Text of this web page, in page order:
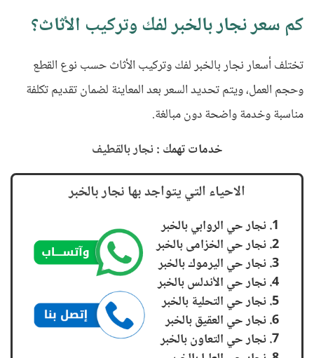
كم سعر نجار بالخبر لفك وتركيب الأثاث؟
تختلف أسعار نجار بالخبر لفك وتركيب الأثاث حسب نوع القطع
وحجم العمل، ويتم تحديد السعر بعد المعاينة لضمان تقديم تكلفة
مناسبة وخدمة واضحة دون مبالغة.
خدمات تهمك :نجار بالقطيف
الاحياء التي يتواجد بها نجار بالخبر
نجار حي الروابي بالخبر
نجار حي الخزامى بالخبر
نجار حي اليرموك بالخبر
نجار حي الأندلس بالخبر
نجار حي التحلية بالخبر
نجار حي العقيق بالخبر
نجار حي التعاون بالخبر